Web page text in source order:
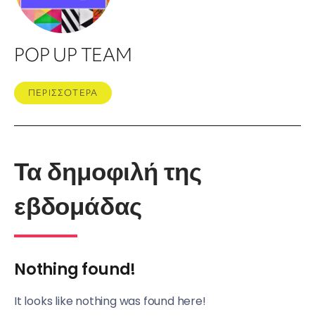
POP UP TEAM
ΠΕΡΙΣΣΟΤΕΡΑ
Τα δημοφιλή της
εβδομάδας
Nothing found!
It looks like nothing was found here!